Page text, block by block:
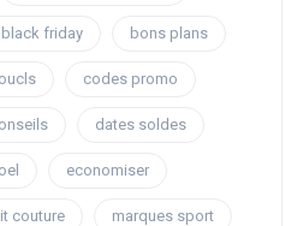
black friday bons plans
codes promo
dates soldes
economiser
couture marques sport